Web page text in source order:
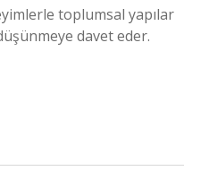
toplumsal yapılar
davet eder.